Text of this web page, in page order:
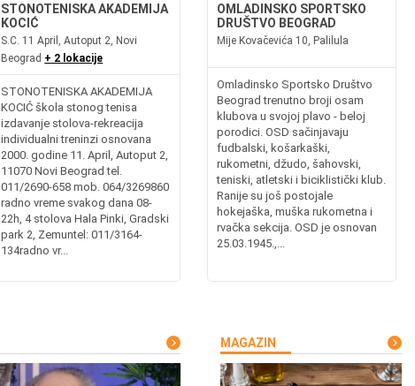
STONOTENISKA AKADEMIJA
KOCIĆ
S.C. 11 April, Autoput 2, Novi
Beograd + 2 lokacije
STONOTENISKA AKADEMIJA
KOCIĆ škola stonog tenisa
izdavanje stolova-rekreacija
individualni treninzi osnovana
2000. godine 11. April, Autoput 2,
11070 Novi Beograd tel.
011/2690-658 mob. 064/3269860
radno vreme svakog dana 08-
22h, 4 stolova Hala Pinki, Gradski
park 2, Zemuntel: 011/3164-
134radno vr...
OMLADINSKO SPORTSKO
DRUŠTVO BEOGRAD
Mije Kovačevića 10, Palilula
Omladinsko Sportsko Društvo
Beograd trenutno broji osam
klubova u svojoj plavo - beloj
porodici. OSD sačinjavaju
fudbalski, košarkaški,
rukometni, džudo, šahovski,
teniski, atletski i biciklistički klub.
Ranije su još postojale
hokejaška, muška rukometna i
rvačka sekcija. OSD je osnovan
25.03.1945.,...
MAGAZIN